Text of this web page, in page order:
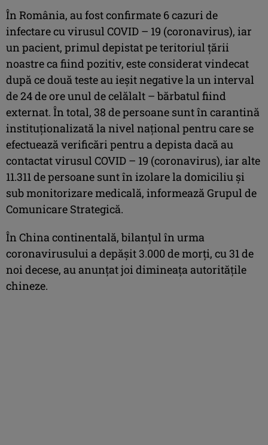
În România, au fost confirmate 6 cazuri de
infectare cu virusul COVID – 19 (coronavirus), iar
un pacient, primul depistat pe teritoriul ţării
noastre ca fiind pozitiv, este considerat vindecat
după ce două teste au ieşit negative la un interval
de 24 de ore unul de celălalt – bărbatul fiind
externat. În total, 38 de persoane sunt în carantină
instituţionalizată la nivel naţional pentru care se
efectuează verificări pentru a depista dacă au
contactat virusul COVID – 19 (coronavirus), iar alte
11.311 de persoane sunt în izolare la domiciliu şi
sub monitorizare medicală, informează Grupul de
Comunicare Strategică.
În China continentală, bilanţul în urma
coronavirusului a depăşit 3.000 de morţi, cu 31 de
noi decese, au anunţat joi dimineaţa autorităţile
chineze.